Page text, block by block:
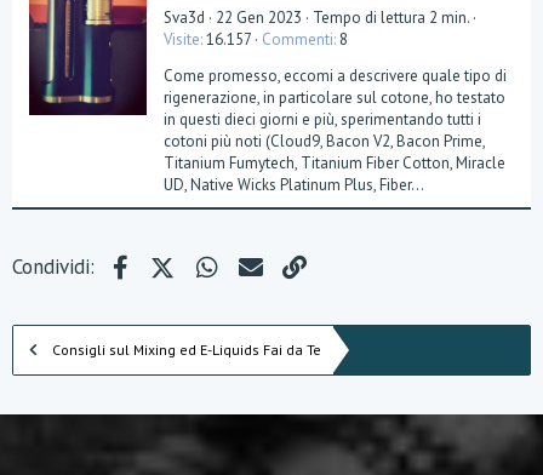
Sva3d 22 Gen 2023
Tempo di lettura 2 min.
Visite 16.157 Commenti 8
Come promesso, eccomi a descrivere quale tipo di
rigenerazione, in particolare sul cotone, ho testato
in questi dieci giorni e più, sperimentando tutti i
cotoni più noti (Cloud9, Bacon V2, Bacon Prime,
Titanium Fumytech, Titanium Fiber Cotton, Miracle
UD, Native Wicks Platinum Plus, Fiber...
Condividi: FacebookX (Twitter)WhatsApp
e-mail
Consigli sul Mixing ed E-Liquids Fai da Te